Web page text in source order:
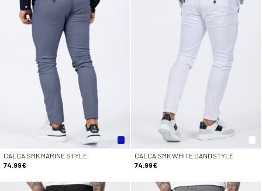
CALÇA SMK MARINE STYLE
74.99€
CALÇA SMK WHITE DANDSTYLE
74.99€